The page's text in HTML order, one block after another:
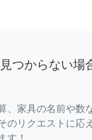
つからない場
、家具の名前や数
のリクエストに応
す！